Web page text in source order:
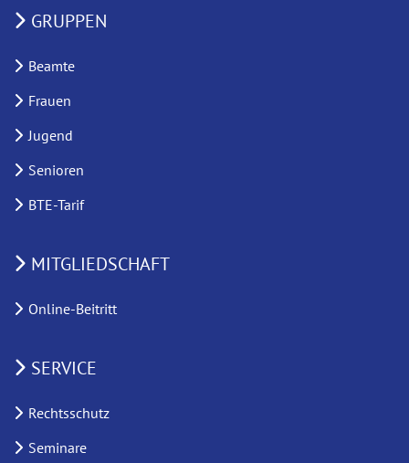
GRUPPEN
Beamte
Frauen
Jugend
Senioren
BTE-Tarif
MITGLIEDSCHAFT
Online-Beitritt
SERVICE
Rechtsschutz
Seminare